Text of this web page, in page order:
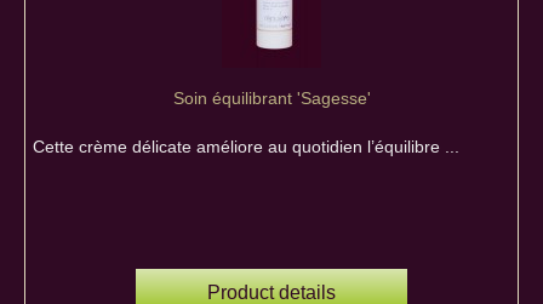
Soin équilibrant 'Sagesse'
Cette crème délicate améliore au quotidien l’équilibre ...
Product details